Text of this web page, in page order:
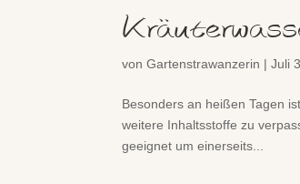
vonGartenstrawanzerin |Juli
Besonders an heißen Tagen
weitere Inhaltsstoffe zu
geeignet um einerseits...